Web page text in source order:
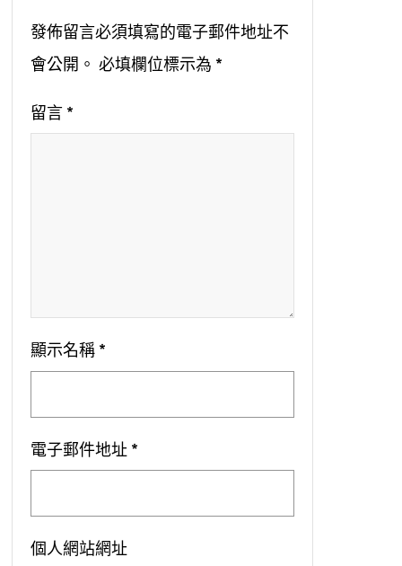
發佈留言必須填寫的電子郵件地址不
會公開。 必填欄位標示為 *
留言 *
顯示名稱 *
電子郵件地址 *
個人網站網址